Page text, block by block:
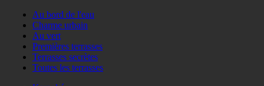
Au bord de l'eau
Charme urbain
Au vert
Premières terrasses
Terrasses secrètes
Toutes les terrasses